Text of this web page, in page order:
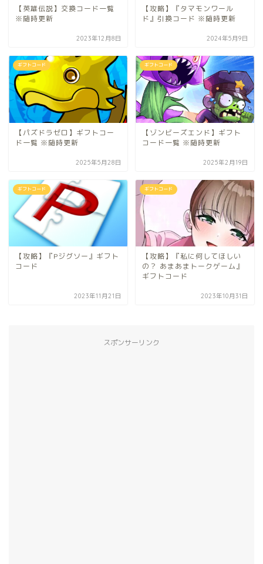
【英雄伝説】交換コード一覧
※随時更新
2023年12月8日
【攻略】『タマモンワール
ド』引換コード ※随時更新
2024年5月9日
ギフトコード
【パズドラゼロ】ギフトコー
ド一覧 ※随時更新
2025年5月28日
ギフトコード
【ゾンビーズエンド】ギフト
コード一覧 ※随時更新
2025年2月19日
ギフトコード
【攻略】『Pジグソー』ギフト
コード
2023年11月21日
ギフトコード
【攻略】『私に何してほしい
の？ あまあまトークゲーム』
ギフトコード
2023年10月31日
スポンサーリンク